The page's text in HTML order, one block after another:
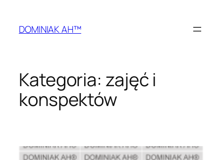
treściDOMINIAK AH™
Kategoria: zajęć i
konspektów